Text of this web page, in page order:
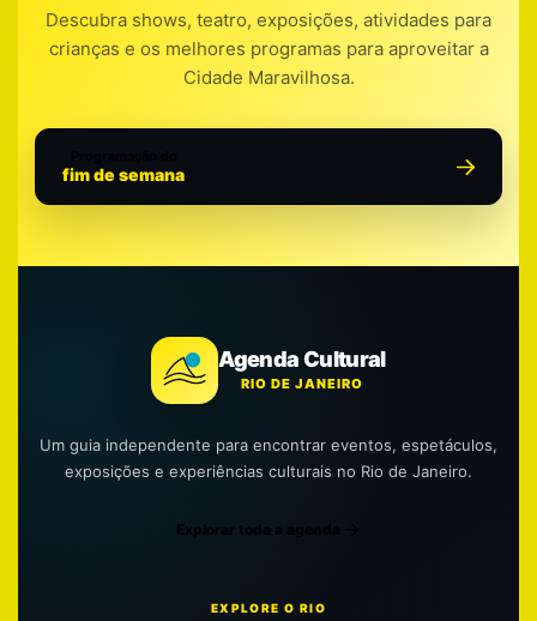
Descubra shows, teatro, exposições, atividades para
crianças e os melhores programas para aproveitar a
Cidade Maravilhosa.
fim de semana
Agenda Cultural
RIO DE JANEIRO
Um guia independente para encontrar eventos, espetáculos,
exposições e experiências culturais no Rio de Janeiro.
Explorar toda a agenda
EXPLORE O RIO